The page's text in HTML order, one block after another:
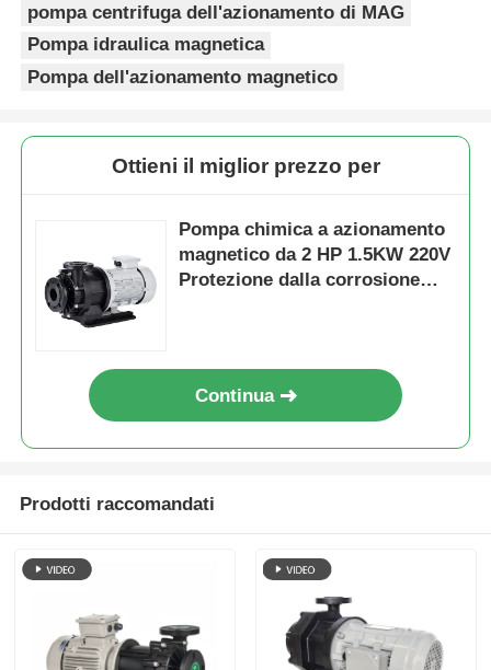
Pompa verticale in acciaio inossidabile
Pompa chimica allineata fluoro
Filtro liquido chimico
Pompa di diaframma pneumatica
Pompa di dosaggio di misura
Pompa per acque luride sommergibile
ventilatore centrifugo industriale
pompa centrifuga dell'azionamento di MAG
Pompa idraulica magnetica
Pompa dell'azionamento magnetico
Ottieni il miglior prezzo per
Pompa chimica a azionamento
magnetico da 2 HP 1.5KW 220V
Protezione dalla corrosione
Continua
Prodotti raccomandati